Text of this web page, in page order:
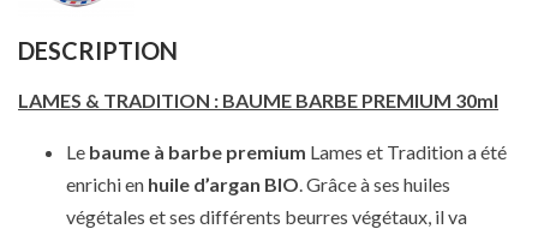
DESCRIPTION
LAMES & TRADITION : BAUME BARBE PREMIUM 30ml
Le baume à barbe premium Lames et Tradition a été
enrichi en huile d’argan BIO. Grâce à ses huiles
végétales et ses différents beurres végétaux, il va